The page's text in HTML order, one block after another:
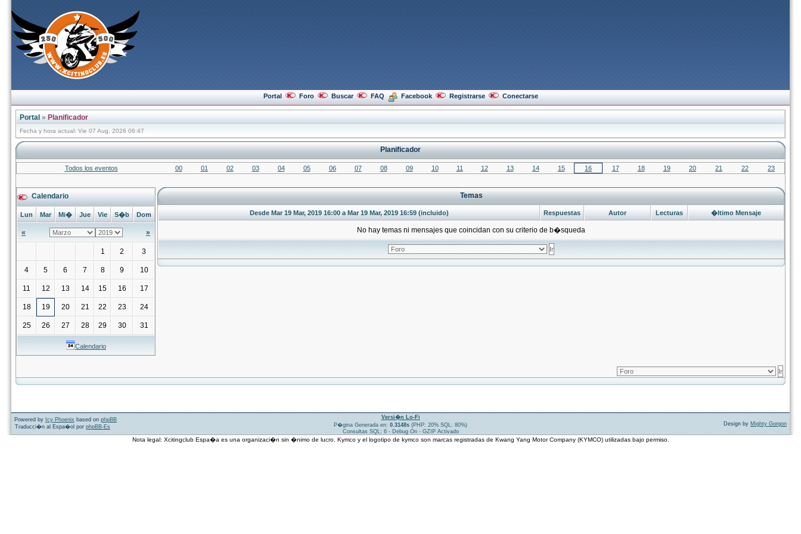
Portal Foro Buscar FAQ Facebook Registrarse Conectarse
Portal » Planificador
Fecha y hora actual: Vie 07 Aug, 2026 06:47
Planificador
Todos los eventos 00 01 02 03 04 05 06 07 08 09 10 11 12 13 14 15 16 17 18 19 20 21 22 23
Calendario
Lun Mar Mi� Jue Vie S�b Dom
« »
1 2 3
4 5 6 7 8 9 10
11 12 13 14 15 16 17
18 19 20 21 22 23 24
25 26 27 28 29 30 31
Calendario
Temas
Desde Mar 19 Mar, 2019 16:00 a Mar 19 Mar, 2019 16:59 (incluido) Respuestas Autor Lecturas �ltimo Mensaje
No hay temas ni mensajes que coincidan con su criterio de b�squeda
Powered by Icy Phoenix based on phpBB
Traducci�n al Espa�ol por phpBB-Es
Versi�n Lo-Fi
P�gina Generada en: 0.3148s (PHP: 20% SQL: 80%)
Consultas SQL: 6 - Debug On - GZIP Activado
Design by Mighty Gorgon
Nota legal: Xcitingclub Espa�a es una organizaci�n sin �nimo de lucro. Kymco y el logotipo de kymco son marcas registradas de Kwang Yang Motor Company (KYMCO) utilizadas bajo permiso.